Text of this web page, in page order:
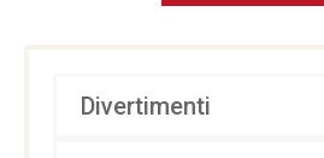
Divertimenti